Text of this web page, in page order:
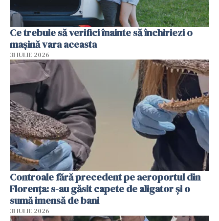
Ce trebuie să verifici înainte să închiriezi o
mașină vara aceasta
31 IULIE 2026
Controale fără precedent pe aeroportul din
Florența: s-au găsit capete de aligator și o
sumă imensă de bani
31 IULIE 2026